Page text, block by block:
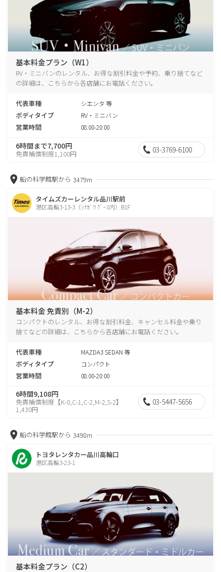
基本料金プラン（W1）
RV・ミニバンのレンタル、お得な割引料金や予約、乗り捨てなど
の詳細は、こちらから各店舗にお電話ください。
代表車種 シエンタ 等
ボディタイプ RV・ミニバン
営業時間 08:00-20:00
6時間まで7,700円
免責補償制度1,100円 03-3769-6100
船の科学館駅から 3479m
タイムズカーレンタル品川駅前
港区高輪3-13-3（ｼﾅｶﾞﾜ ｸﾞｰｽ内）B1F
基本料金 免責別（M-2）
コンパクトのレンタル、お得な割引料金、キャンセル料金や乗り
捨てなどの詳細は、こちらから各店舗にお電話ください。
代表車種 MAZDA3 SEDAN 等
ボディタイプ コンパクト
営業時間 08:00-20:00
6時間9,108円
免責補償制度【K-0,C-1,C-2,M-2,S-2】
1,430円
03-5447-5656
船の科学館駅から 3498m
トヨタレンタカー品川高輪口
港区高輪3-23-1
基本料金プラン（C2）